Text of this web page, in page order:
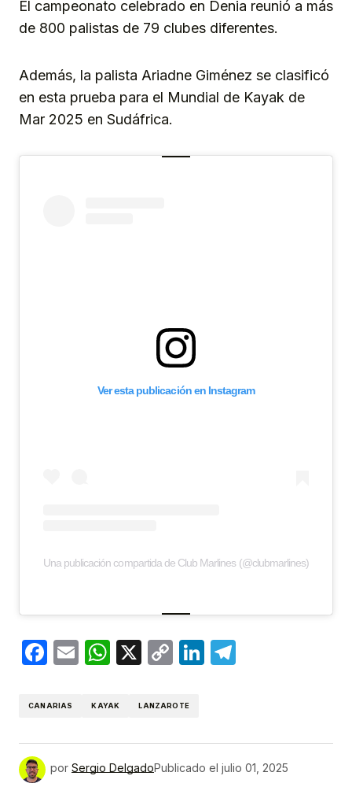
El campeonato celebrado en Denia reunió a más
de 800 palistas de 79 clubes diferentes.
Además, la palista Ariadne Giménez se clasificó
en esta prueba para el Mundial de Kayak de
Mar 2025 en Sudáfrica.
Ver esta publicación en Instagram
Una publicación compartida de Club Marlines (@clubmarlines)
Facebook
EmailWhatsApp
X
CopyLinkedIn
CANARIAS KAYAK LANZAROTE
por Sergio DelgadoPublicado el julio 01, 2025